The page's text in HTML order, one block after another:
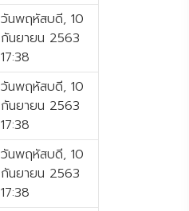
วันพฤหัสบดี, 10
กันยายน 2563
17:38
วันพฤหัสบดี, 10
กันยายน 2563
17:38
วันพฤหัสบดี, 10
กันยายน 2563
17:38